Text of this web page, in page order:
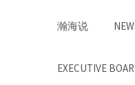
瀚海说
EXECUTIVE